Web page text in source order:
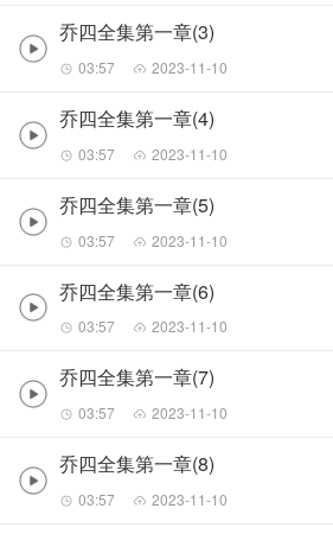
乔四全集第一章(3)
03:57 2023-11-10
乔四全集第一章(4)
03:57 2023-11-10
乔四全集第一章(5)
03:57 2023-11-10
乔四全集第一章(6)
03:57 2023-11-10
乔四全集第一章(7)
03:57 2023-11-10
乔四全集第一章(8)
03:57 2023-11-10